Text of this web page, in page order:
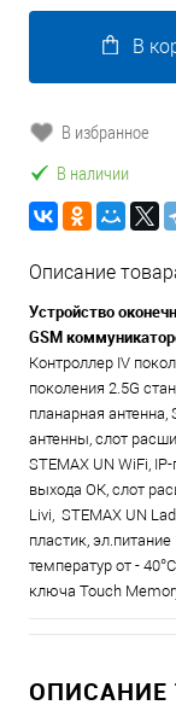
В
В избранное
В наличии
Описание
Устройство
GSM
Контроллер IV
поколения 2.5G
планарная
антенны, слот
STEMAX UN WiFi,
выхода ОК, слот
Livi, STEMAX UN
пластик,
температур от -
ключа Touch
ОПИСАНИЕ